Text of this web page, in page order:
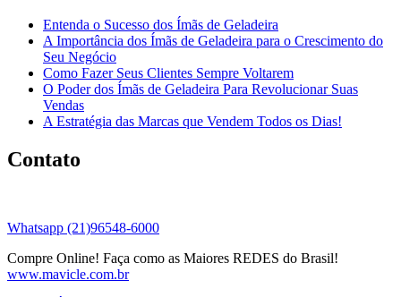
Entenda o Sucesso dos Ímãs de Geladeira
A Importância dos Ímãs de Geladeira para o Crescimento do
Seu Negócio
Como Fazer Seus Clientes Sempre Voltarem
O Poder dos Ímãs de Geladeira Para Revolucionar Suas
Vendas
A Estratégia das Marcas que Vendem Todos os Dias!
Contato
Whatsapp (21)96548-6000
Compre Online! Faça como as Maiores REDES do Brasil!
www.mavicle.com.br